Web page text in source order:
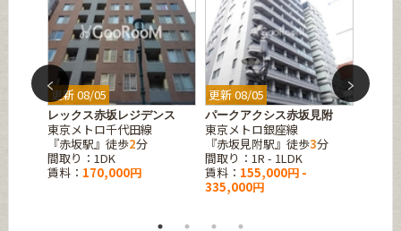
更新 08/05
レックス赤坂レジデンス
東京メトロ千代田線
『赤坂駅』徒歩2分
間取り：1DK
賃料： 170,000円
更新 08/05
パークアクシス赤坂見附
東京メトロ銀座線
『赤坂見附駅』徒歩3分
間取り：1R - 1LDK
賃料： 155,000円 -
335,000円
更新